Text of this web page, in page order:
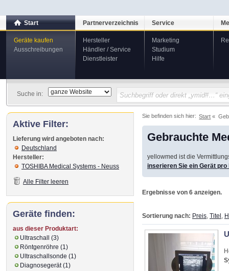
Start
Geräte kaufen
Ausschreibungen
Partnerverzeichnis
Hersteller
Händler / Service
Dienstleister
Service
Marketing
Studium
Hilfe
Suche in:
Sie befinden sich hier: Start
Gebrauchte
yellowmed ist die
inserieren Sie ein Gerät
Ergebnisse von 6 anzeigen.
Sortierung nach: Preis Titel
Aktive Filter:
Lieferung wird angeboten nach:
Deutschland
Hersteller:
TOSHIBA Medical Systems - Neuss
Alle Filter leeren
Geräte finden:
aus dieser Produktart:
Ultraschall (3)
Röntgenröhre (1)
Ultraschallsonde (1)
Diagnosegerät (1)